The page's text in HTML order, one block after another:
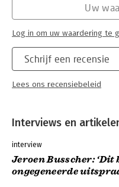
Schrijf een recensie
Lees ons recensiebeleid
Uw
Log in om uw waardering te
Interviews en
interview
Jeroen Busscher: ‘Dit
ongegeneerde